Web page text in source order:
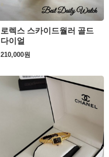
로렉스 스카이드월러 골드
다이얼
210,000원